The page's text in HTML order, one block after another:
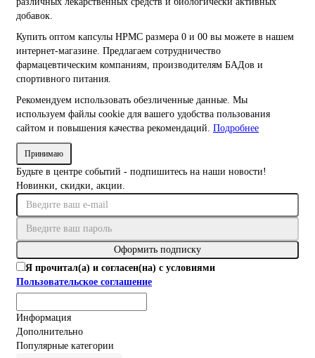
добавок.
Купить оптом капсулы HPMC размера 0 и 00 вы можете в нашем
интернет-магазине. Предлагаем сотрудничество
фармацевтическим компаниям, производителям БАДов и
спортивного питания.
Рекомендуем использовать обезличенные данные. Мы
используем файлы cookie для вашего удобства пользования
сайтом и повышения качества рекомендаций. Подробнее
Принимаю
Будьте в центре событий - подпишитесь на наши новости!
Новинки, скидки, акции.
Оформить подписку
Я прочитал(а) и согласен(на) с условиями
Пользовательское соглашение
Информация
Дополнительно
Популярные категории